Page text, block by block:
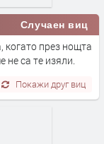
Случаен виц
когато през нощта
не са те изяли.
Покажи друг виц